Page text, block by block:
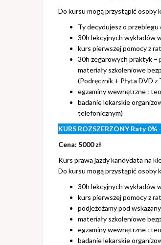
Do kursu mogą przystąpić osoby
Ty decydujesz o przebiegu
30h lekcyjnych wykładów
kurs pierwszej pomocy z
30h zegarowych praktyk –
materiały szkoleniowe
(Podręcznik + Płyta DVD z
egzaminy wewnętrzne :
badanie lekarskie
telefonicznym)
KURS ROZSZERZONY Raty 0%
Cena: 5000 zł
Kurs prawa jazdy kandydata na
Do kursu mogą przystąpić osoby
30h lekcyjnych wykładów
kurs pierwszej pomocy z
podjeżdżamy pod
materiały szkoleniowe
egzaminy wewnętrzne :
badanie lekarskie